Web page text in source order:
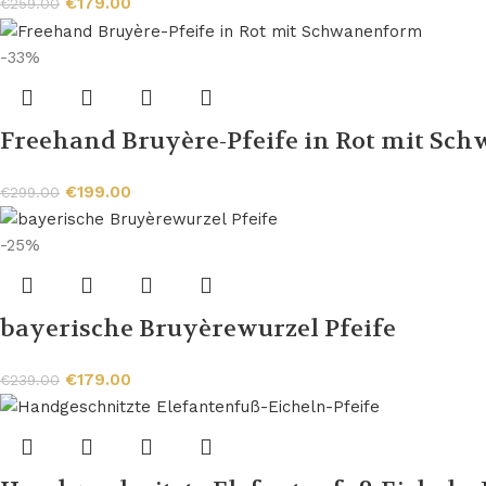
€259.00
-33%
Freehand Bruyère-Pfeife in Rot mit
€299.00 €199.00
-25%
bayerische Bruyèrewurzel Pfeife
€239.00 €179.00